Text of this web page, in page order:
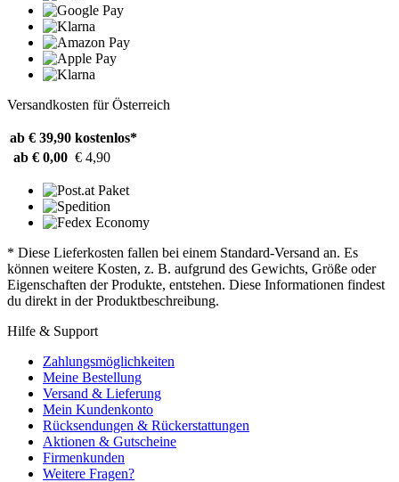
Versandkosten für Österreich
ab € 39,90 kostenlos*
ab € 0,00 € 4,90
* Diese Lieferkosten fallen bei einem Standard-Versand an. Es
können weitere Kosten, z. B. aufgrund des Gewichts, Größe oder
Eigenschaften der Produkte, entstehen. Diese Informationen findest
du direkt in der Produktbeschreibung.
Hilfe & Support
Zahlungsmöglichkeiten
Meine Bestellung
Versand & Lieferung
Mein Kundenkonto
Rücksendungen & Rückerstattungen
Aktionen & Gutscheine
Firmenkunden
Weitere Fragen?